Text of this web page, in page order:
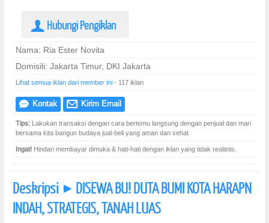
U Hubungi Pengiklan
Nama: Ria Ester Novita
Domisili: Jakarta Timur, DKI Jakarta
Lihat semua iklan dari member ini - 117 iklan
e Kontak @ Kirim Email
Tips: Lakukan transaksi dengan cara bertemu langsung dengan penjual dan mari
bersama kita bangun budaya jual-beli yang aman dan sehat
Ingat! Hindari membayar dimuka & hati-hati dengan iklan yang tidak realistis.
Deskripsi ] DISEWA BU! DUTA BUMI KOTA HARAPN
INDAH, STRATEGIS, TANAH LUAS